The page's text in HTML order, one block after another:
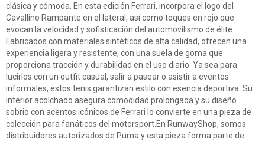
clásica y cómoda. En esta edición Ferrari, incorpora el logo del
Cavallino Rampante en el lateral, así como toques en rojo que
evocan la velocidad y sofisticación del automovilismo de élite.
Fabricados con materiales sintéticos de alta calidad, ofrecen una
experiencia ligera y resistente, con una suela de goma que
proporciona tracción y durabilidad en el uso diario. Ya sea para
lucirlos con un outfit casual, salir a pasear o asistir a eventos
informales, estos tenis garantizan estilo con esencia deportiva. Su
interior acolchado asegura comodidad prolongada y su diseño
sobrio con acentos icónicos de Ferrari lo convierte en una pieza de
colección para fanáticos del motorsport.En RunwayShop, somos
distribuidores autorizados de Puma y esta pieza forma parte de